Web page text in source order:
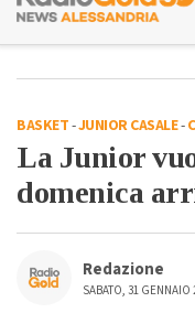
BASKET-JUNIOR CASALE-
La Junior
domenica
Redazione
SABATO, 31 GENNAIO